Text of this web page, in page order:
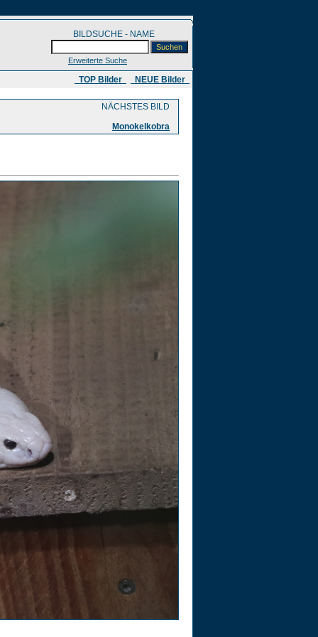
BILDSUCHE - NAME
Erweiterte Suche
​ TOP Bilder NEUE Bilder
NÄCHSTES BILD
Monokelkobra